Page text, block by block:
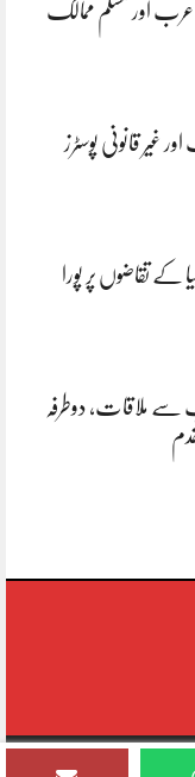
اور مسلم ممالک
غیر قانونی پوسٹرز
کے تقاضوں پر پورا
سے ملاقات، دوطرفہ